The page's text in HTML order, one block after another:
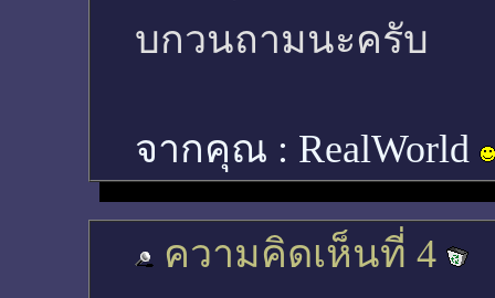
บกวนถามนะครับ
จากคุณ : RealWorld
ความคิดเห็นที่ 4